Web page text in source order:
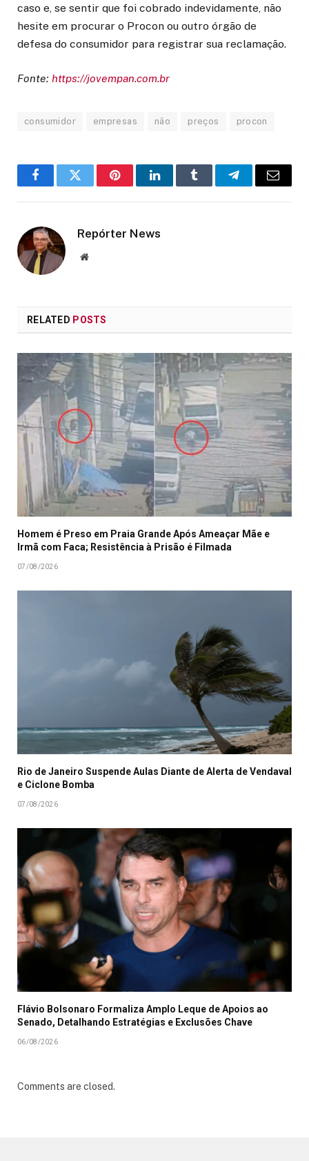
caso e, se sentir que foi cobrado indevidamente, não
hesite em procurar o Procon ou outro órgão de
defesa do consumidor para registrar sua reclamação.
Fonte: https://jovempan.com.br
consumidor empresas não preços procon
FacebookTwitter PinterestLinkedInTumblr TelegramEmail
Repórter News
Website
RELATED POSTS
Homem é Preso em Praia Grande Após Ameaçar Mãe e
Irmã com Faca; Resistência à Prisão é Filmada
07/08/2026
Rio de Janeiro Suspende Aulas Diante de Alerta de Vendaval
e Ciclone Bomba
07/08/2026
Flávio Bolsonaro Formaliza Amplo Leque de Apoios ao
Senado, Detalhando Estratégias e Exclusões Chave
06/08/2026
Comments are closed.